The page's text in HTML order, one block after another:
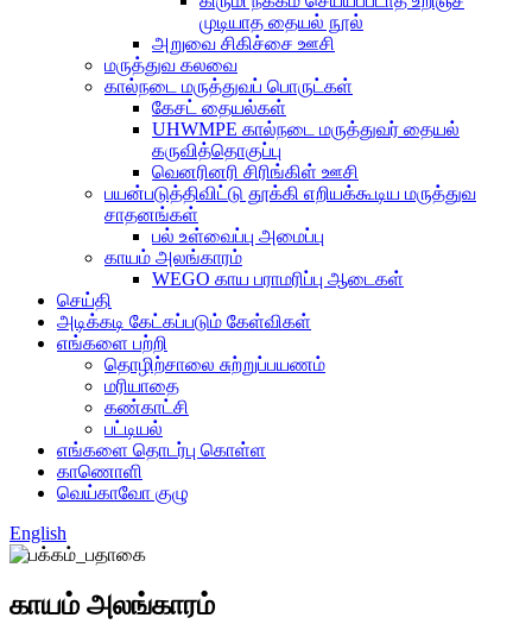
முடியாத தையல் நூல்
அறுவை சிகிச்சை ஊசி
மருத்துவ கலவை
கால்நடை மருத்துவப் பொருட்கள்
கேசட் தையல்கள்
UHWMPE கால்நடை மருத்துவர் தையல்
கருவித்தொகுப்பு
வெனரினரி சிரிங்கிள் ஊசி
பயன்படுத்திவிட்டு தூக்கி எறியக்கூடிய மருத்துவ
சாதனங்கள்
பல் உள்வைப்பு அமைப்பு
காயம் அலங்காரம்
WEGO காய பராமரிப்பு ஆடைகள்
செய்தி
அடிக்கடி கேட்கப்படும் கேள்விகள்
எங்களை பற்றி
தொழிற்சாலை சுற்றுப்பயணம்
மரியாதை
கண்காட்சி
பட்டியல்
எங்களை தொடர்பு கொள்ள
காணொளி
வெய்காவோ குழு
English
காயம் அலங்காரம்